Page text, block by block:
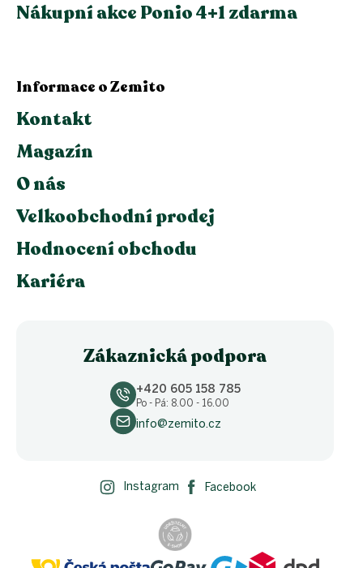
Nákupní akce Ponio 4+1 zdarma
Informace o Zemito
Kontakt
Magazín
O nás
Velkoobchodní prodej
Hodnocení obchodu
Kariéra
Zákaznická podpora
+420 605 158 785
Po - Pá: 8.00 - 16.00
info@zemito.cz
Instagram Facebook